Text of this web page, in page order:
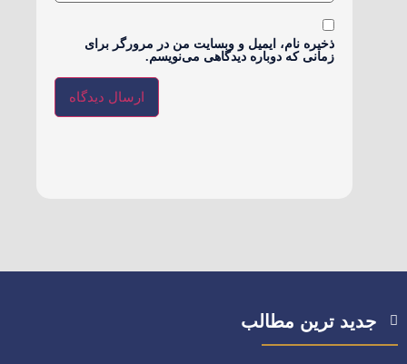
ذخیره نام، ایمیل و وبسایت من در مرورگر برای
زمانی که دوباره دیدگاهی می‌نویسم.
جدید ترین مطالب